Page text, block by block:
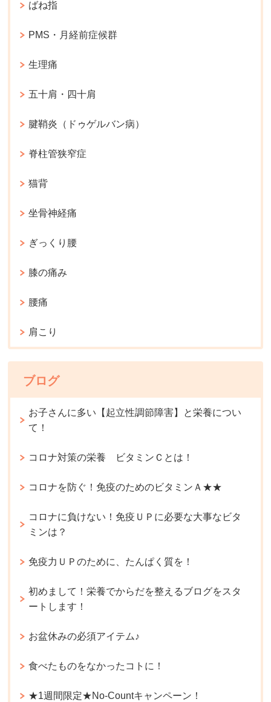
ばね指
PMS・月経前症候群
生理痛
五十肩・四十肩
腱鞘炎（ドゥゲルバン病）
脊柱管狭窄症
猫背
坐骨神経痛
ぎっくり腰
膝の痛み
腰痛
肩こり
ブログ
お子さんに多い【起立性調節障害】と栄養につい
て！
コロナ対策の栄養 ビタミンＣとは！
コロナを防ぐ！免疫のためのビタミンＡ★★
コロナに負けない！免疫ＵＰに必要な大事なビタ
ミンは？
免疫力ＵＰのために、たんぱく質を！
初めまして！栄養でからだを整えるブログをスタ
ートします！
お盆休みの必須アイテム♪
食べたものをなかったコトに！
★1週間限定★No-Countキャンペーン！